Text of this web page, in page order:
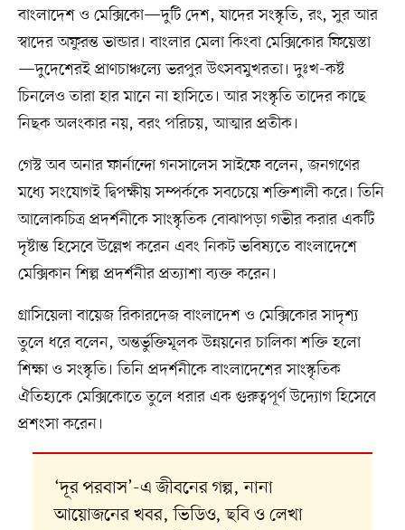
বাংলাদেশ ও মেক্সিকো—দুটি দেশ, যাদের সংস্কৃতি, রং, সুর আর
স্বাদের অফুরন্ত ভান্ডার। বাংলার মেলা কিংবা মেক্সিকোর ফিয়েস্তা
—দুদেশেরই প্রাণচাঞ্চল্যে ভরপুর উৎসবমুখরতা। দুঃখ-কষ্ট
চিনলেও তারা হার মানে না হাসিতে। আর সংস্কৃতি তাদের কাছে
নিছক অলংকার নয়, বরং পরিচয়, আত্মার প্রতীক।
গেস্ট অব অনার ফার্নান্দো গনসালেস সাইফে বলেন, জনগণের
মধ্যে সংযোগই দ্বিপক্ষীয় সম্পর্ককে সবচেয়ে শক্তিশালী করে। তিনি
আলোকচিত্র প্রদর্শনীকে সাংস্কৃতিক বোঝাপড়া গভীর করার একটি
দৃষ্টান্ত হিসেবে উল্লেখ করেন এবং নিকট ভবিষ্যতে বাংলাদেশে
মেক্সিকান শিল্প প্রদর্শনীর প্রত্যাশা ব্যক্ত করেন।
গ্রাসিয়েলা বায়েজ রিকারদেজ বাংলাদেশ ও মেক্সিকোর সাদৃশ্য
তুলে ধরে বলেন, অন্তর্ভুক্তিমূলক উন্নয়নের চালিকা শক্তি হলো
শিক্ষা ও সংস্কৃতি। তিনি প্রদর্শনীকে বাংলাদেশের সাংস্কৃতিক
ঐতিহ্যকে মেক্সিকোতে তুলে ধরার এক গুরুত্বপূর্ণ উদ্যোগ হিসেবে
প্রশংসা করেন।
‘দূর পরবাস’-এ জীবনের গল্প, নানা
আয়োজনের খবর, ভিডিও, ছবি ও লেখা